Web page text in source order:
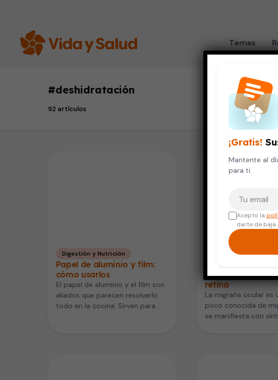
Temas
#deshidratación
92 artículos
Digestión y Nutrición
Papel de aluminio y film:
cómo usarlos
El papel de aluminio y el film son
aliados que parecen resolverlo
todo en la cocina. Sirven para
Salud Mental
ocular y evitar
retina
La migraña ocular es
poco conocida de
se manifiesta con
¡Gratis!
Mantente al
para ti.
Acepto la
darte de baja